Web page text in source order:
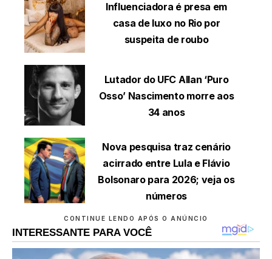
Influenciadora é presa em
casa de luxo no Rio por
suspeita de roubo
Lutador do UFC Allan ‘Puro
Osso’ Nascimento morre aos
34 anos
Nova pesquisa traz cenário
acirrado entre Lula e Flávio
Bolsonaro para 2026; veja os
números
CONTINUE LENDO APÓS O ANÚNCIO
INTERESSANTE PARA VOCÊ